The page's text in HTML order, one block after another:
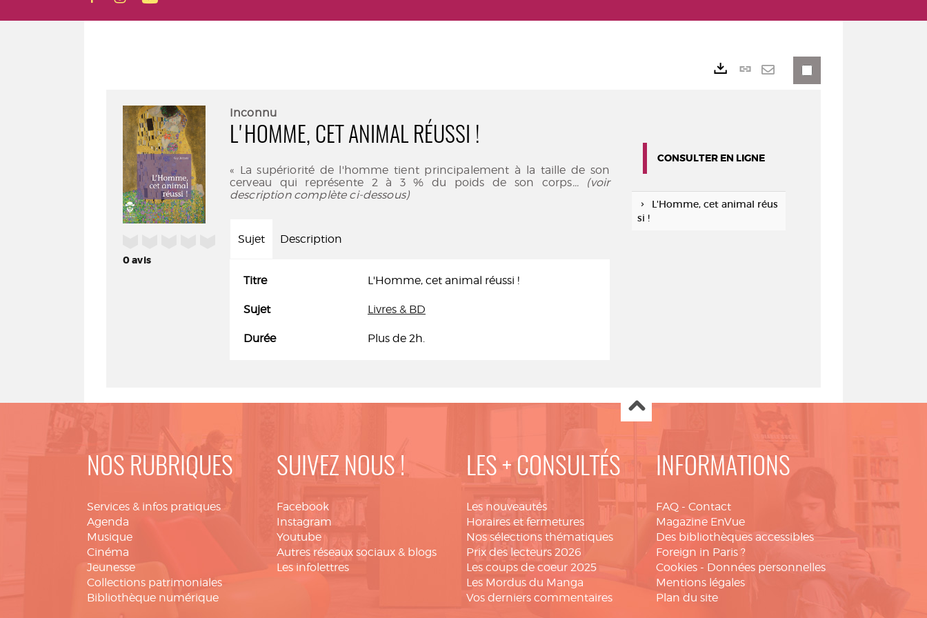
0avis
Inconnu
L'HOMME, CET ANIMAL RÉUSSI !
« La supériorité de l'homme tient principalement à la taille de son
cerveau qui représente 2 à 3 % du poids de son corps... (voir
description complète ci-dessous)
Sujet Description
Titre L'Homme, cet animal réussi !
Sujet Livres & BD
Durée Plus de 2h.
Lien
CONSULTER EN LIGNE
L'Homme, cet animal réus
si !
NOS RUBRIQUES
Services & infos pratiques
Agenda
Musique
Cinéma
Jeunesse
Collections patrimoniales
Bibliothèque numérique
SUIVEZ NOUS !
Facebook
Instagram
Youtube
Autres réseaux sociaux & blogs
Les infolettres
LES + CONSULTÉS
Les nouveautés
Horaires et fermetures
Nos sélections thématiques
Prix des lecteurs 2026
Les coups de coeur 2025
Les Mordus du Manga
Vos derniers commentaires
INFORMATIONS
FAQ - Contact
Magazine EnVue
Des bibliothèques accessibles
Foreign in Paris ?
Cookies - Données personnelles
Mentions légales
Plan du site